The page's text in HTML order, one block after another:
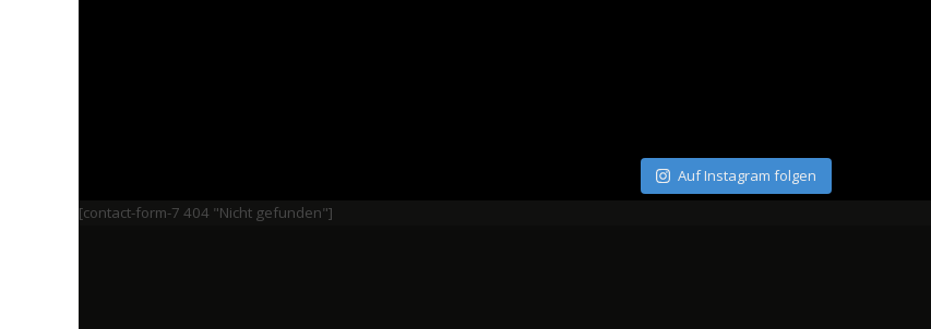
Auf Instagram folgen
[contact-form-7 404 "Nicht gefunden"]